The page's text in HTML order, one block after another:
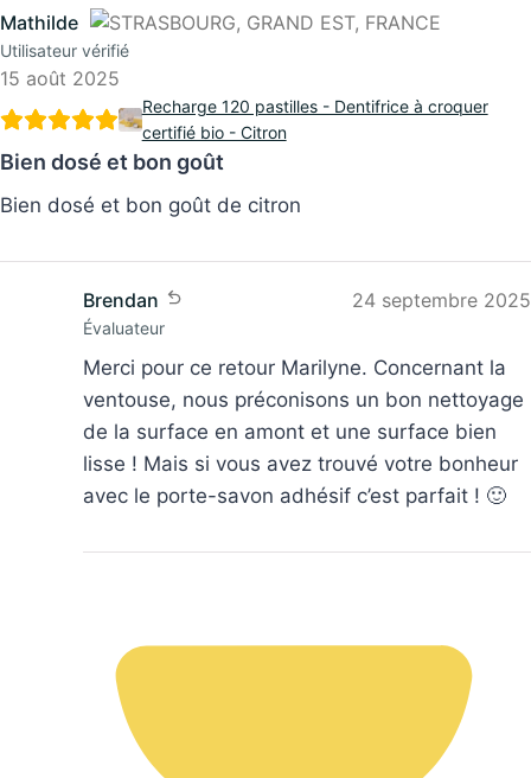
Mathilde
Utilisateur vérifié
15 août 2025
Recharge 120 pastilles - Dentifrice à croquer
certifié bio - Citron
Bien dosé et bon goût
Bien dosé et bon goût de citron
Brendan
Évaluateur
24 septembre 2025
Merci pour ce retour Marilyne. Concernant la
ventouse, nous préconisons un bon nettoyage
de la surface en amont et une surface bien
lisse ! Mais si vous avez trouvé votre bonheur
avec le porte-savon adhésif c’est parfait ! 🙂